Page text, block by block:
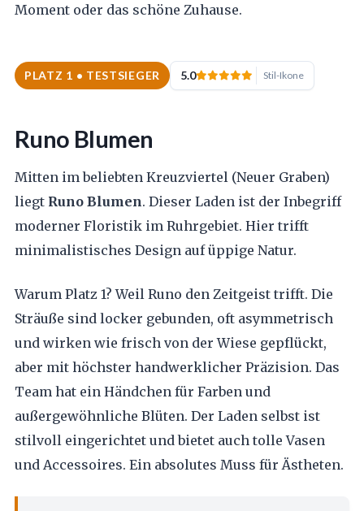
Moment oder das schöne Zuhause.
PLATZ 1 • TESTSIEGER 5.0 Stil-Ikone
Runo Blumen
Mitten im beliebten Kreuzviertel (Neuer Graben)
liegt Runo Blumen. Dieser Laden ist der Inbegriff
moderner Floristik im Ruhrgebiet. Hier trifft
minimalistisches Design auf üppige Natur.
Warum Platz 1? Weil Runo den Zeitgeist trifft. Die
Sträuße sind locker gebunden, oft asymmetrisch
und wirken wie frisch von der Wiese gepflückt,
aber mit höchster handwerklicher Präzision. Das
Team hat ein Händchen für Farben und
außergewöhnliche Blüten. Der Laden selbst ist
stilvoll eingerichtet und bietet auch tolle Vasen
und Accessoires. Ein absolutes Muss für Ästheten.